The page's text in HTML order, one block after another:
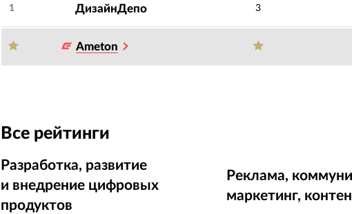
1 ДизайнДепо 3
Ameton
Все рейтинги
Разработка, развитие
и внедрение цифровых
продуктов
Реклама,
маркетинг,